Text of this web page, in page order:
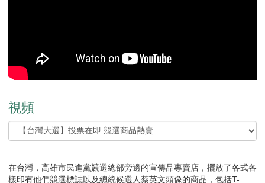
視頻
在台灣，高雄市民進黨競選總部旁邊的宣傳品專賣店，擺放了各式各
樣印有他們競選標誌以及總統候選人蔡英文頭像的商品，包括T-